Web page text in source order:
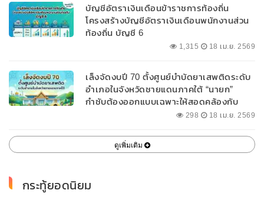
บัญชีอัตราเงินเดือนข้าราชการท้องถิ่น
โครงสร้างบัญชีอัตราเงินเดือนพนักงานส่วน
ท้องถิ่น บัญชี 6
1,315 18 เม.ย. 2569
เล็งจัดงบปี 70 ตั้งศูนย์บำบัดยาเสพติดระดับ
อำเภอในจังหวัดชายแดนภาคใต้ “นายก”
กำชับต้องออกแบบเฉพาะให้สอดคล้องกับ
298 18 เม.ย. 2569
ดูเพิ่มเติม
กระทู้ยอดนิยม